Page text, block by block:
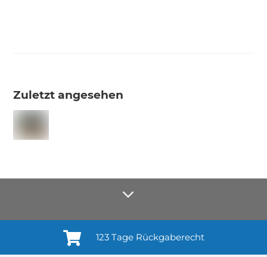
Zuletzt angesehen
Anmelden¹
123 Tage Rückgaberecht